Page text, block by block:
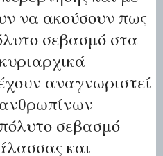
να ακούσουν πως
σεβασμό στα
αναγνωριστεί
σεβασμό
και